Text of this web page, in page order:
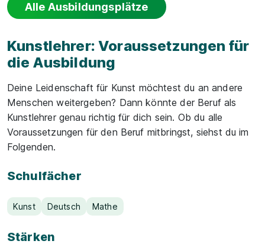
Alle Ausbildungsplätze
Kunstlehrer: Voraussetzungen für
die Ausbildung
Deine Leidenschaft für Kunst möchtest du an andere
Menschen weitergeben? Dann könnte der Beruf als
Kunstlehrer genau richtig für dich sein. Ob du alle
Voraussetzungen für den Beruf mitbringst, siehst du im
Folgenden.
Schulfächer
Kunst Deutsch Mathe
Stärken